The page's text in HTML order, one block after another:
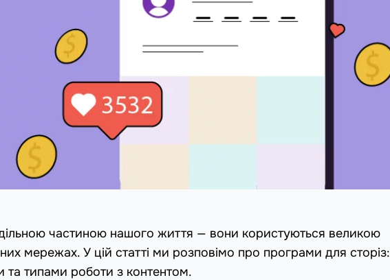
частиною нашого життя — вони користуються великою
мережах. У цій статті ми розповімо про програми для сторіз:
та типами роботи з контентом.